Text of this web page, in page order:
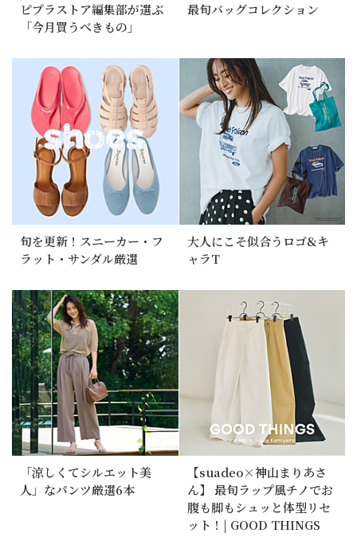
ピプラストア編集部が選ぶ
「今月買うべきもの」
最旬バッグコレクション
旬を更新！スニーカー・フ
ラット・サンダル厳選
大人にこそ似合うロゴ&キ
ャラT
「涼しくてシルエット美
人」なパンツ厳選6本
【suadeo×神山まりあさ
ん】 最旬ラップ風チノでお
腹も脚もシュッと体型リセ
ット！| GOOD THINGS